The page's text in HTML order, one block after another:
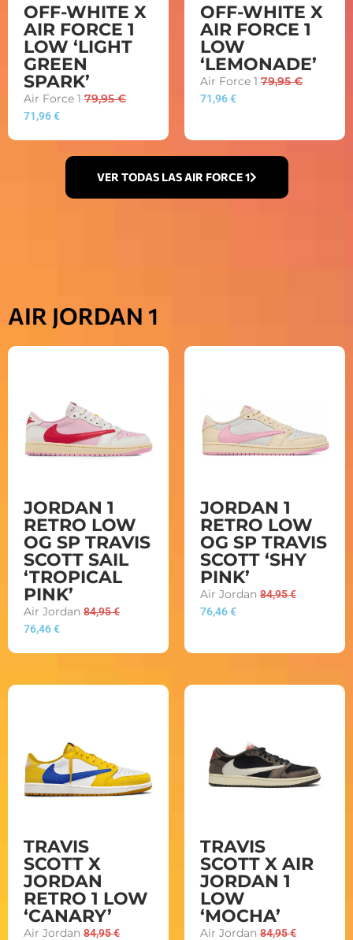
OFF-WHITE X
AIR FORCE 1
LOW ‘LIGHT
GREEN
SPARK’
Air Force 1 79,95€
71,96€
OFF-WHITE X
AIR FORCE 1
LOW
‘LEMONADE’
Air Force 1 79,95€
71,96€
VER TODAS LAS AIR FORCE 1
AIR JORDAN 1
JORDAN 1
RETRO LOW
OG SP TRAVIS
SCOTT SAIL
‘TROPICAL
PINK’
Air Jordan 84,95€
76,46€
JORDAN 1
RETRO LOW
OG SP TRAVIS
SCOTT ‘SHY
PINK’
Air Jordan 84,95€
76,46€
TRAVIS
SCOTT X
JORDAN
RETRO 1 LOW
‘CANARY’
Air Jordan 84,95€
TRAVIS
SCOTT X AIR
JORDAN 1
LOW
‘MOCHA’
Air Jordan 84,95€